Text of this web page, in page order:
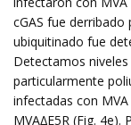
cGAS fue derribado
ubiquitinado fue
Detectamos
particularmente
infectadas con
MVA∆E5R (Fig.